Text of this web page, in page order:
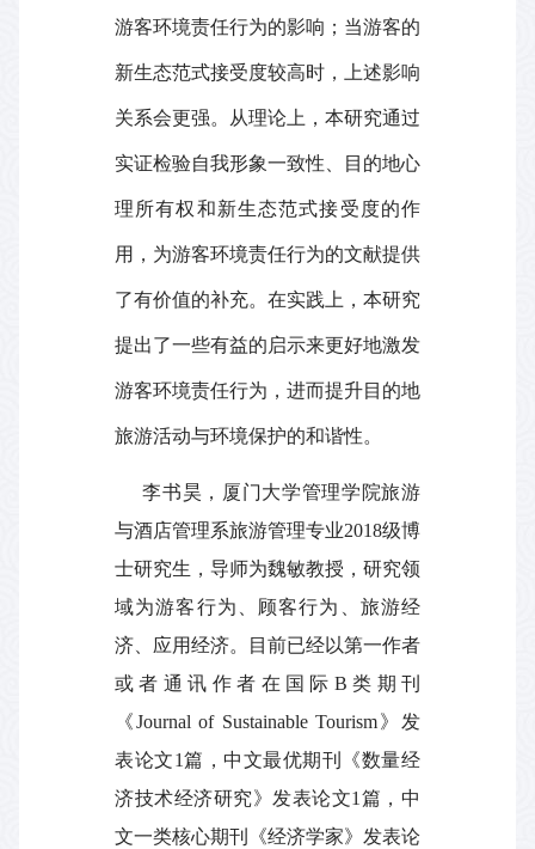
游客环境责任行为的影响；当游客的
新生态范式接受度较高时，上述影响
关系会更强。从理论上，本研究通过
实证检验自我形象一致性、目的地心
理所有权和新生态范式接受度的作
用，为游客环境责任行为的文献提供
了有价值的补充。在实践上，本研究
提出了一些有益的启示来更好地激发
游客环境责任行为，进而提升目的地
旅游活动与环境保护的和谐性。
李书昊，厦门大学管理学院旅游
与酒店管理系旅游管理专业2018级博
士研究生，导师为魏敏教授，研究领
域为游客行为、顾客行为、旅游经
济、应用经济。目前已经以第一作者
或者通讯作者在国际 B 类期刊
《Journal of Sustainable Tourism》发
表论文1篇，中文最优期刊《数量经
济技术经济研究》发表论文1篇，中
文一类核心期刊《经济学家》发表论